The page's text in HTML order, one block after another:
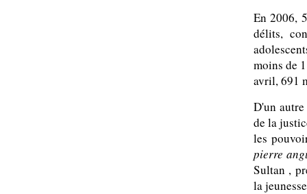
En 2006,
délits,
moins de
avril, 691
D'un
de la
les
pierre
Sultan ,
la